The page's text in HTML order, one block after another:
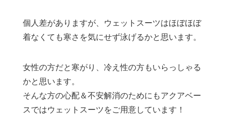
個人差がありますが、ウェットスーツはほぼほぼ
着なくても寒さを気にせず泳げるかと思います。
女性の方だと寒がり、冷え性の方もいらっしゃる
かと思います。
そんな方の心配＆不安解消のためにもアクアベー
スではウェットスーツをご用意しています！